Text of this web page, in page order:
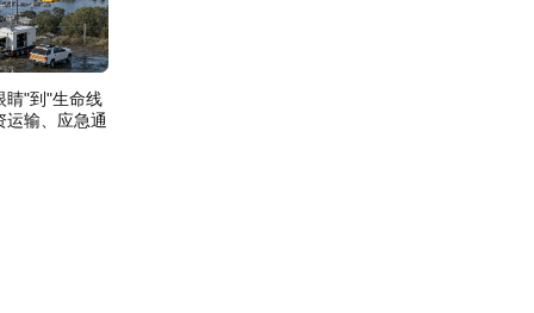
睛"到"生命线
输、应急通